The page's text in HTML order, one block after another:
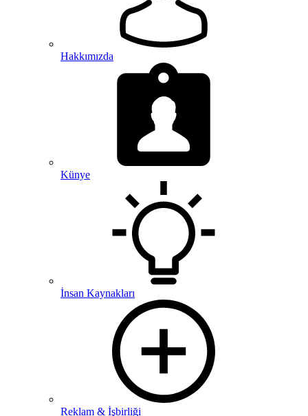
Hakkımızda
Künye
İnsan Kaynakları
Reklam & İşbirliği